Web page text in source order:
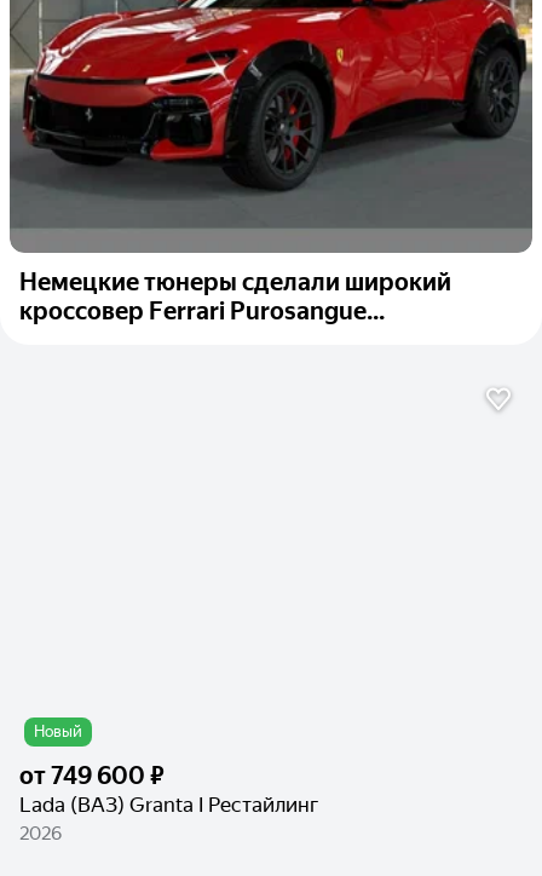
Немецкие тюнеры сделали широкий
кроссовер Ferrari Purosangue...
Новый
от749 600 ₽
Lada (ВАЗ) Granta I Рестайлинг
2026